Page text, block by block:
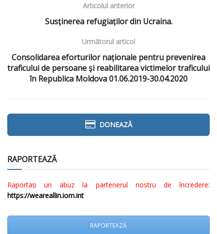
Articolul anterior
Susținerea refugiaților din Ucraina.
Următorul articol
Consolidarea eforturilor naționale pentru prevenirea
traficului de persoane și reabilitarea victimelor traficului
în Republica Moldova 01.06.2019-30.04.2020
DONEAZĂ
RAPORTEAZĂ
Raportați un abuz la partenerul nostru de încredere:
https://weareallin.iom.int
RAPORTEAZĂ